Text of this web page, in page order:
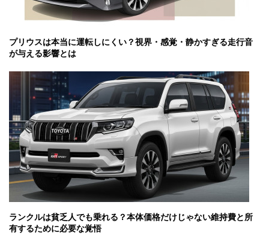
プリウスは本当に運転しにくい？視界・感覚・静かすぎる走行音
が与える影響とは
ランクルは貧乏人でも乗れる？本体価格だけじゃない維持費と所
有するために必要な覚悟